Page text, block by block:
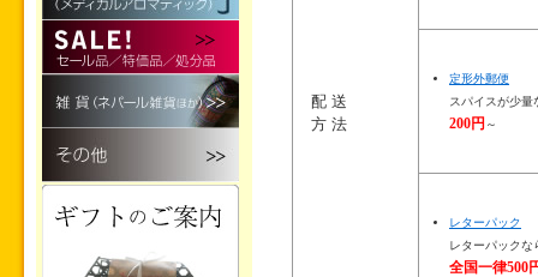
配送
方法
定形外郵便
スパイスが少量
200円 ～
レターパック
レターパックな
全国一律500